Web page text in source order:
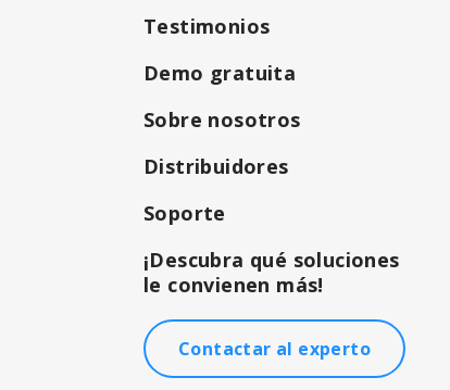
Testimonios
Demo gratuita
Sobre nosotros
Distribuidores
Soporte
¡Descubra qué soluciones
le convienen más!
Contactar al experto